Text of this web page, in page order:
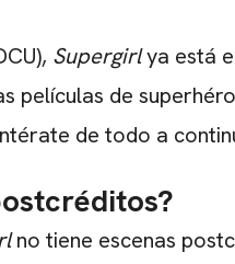
Supergirlya está
películas de
de todo a
no tiene escenas